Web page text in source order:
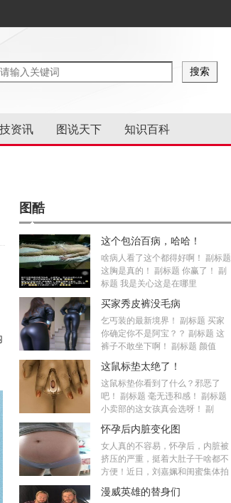
资讯 图说天下 知识百科
图酷
这个包治百病，哈哈！
啥病人看了这个都得好啊！ 副标题
这胸是真的！ 副标题 你赢了！ 副
标题 我是关心这是在哪里
买家秀皮裤没毛病
乞丐装的最新境界！ 副标题 买家
你确定你不是阿宝？？ 副标题 这
裤子不敢坐下啊！ 副标题 颜值
这鼠标垫太绝了！
这鼠标垫你看到了什么？邪恶了
吧！ 副标题 毫无违和感！ 副标题
小卖部的这女孩真会选呀！ 副
怀孕后内脏变化图
女人真的不容易，怀孕后，内脏被
挤压的严重，挺着大肚子干啥都不
方便！近日，刘嘉姵和闺蜜集体拍
漫威英雄的替身们